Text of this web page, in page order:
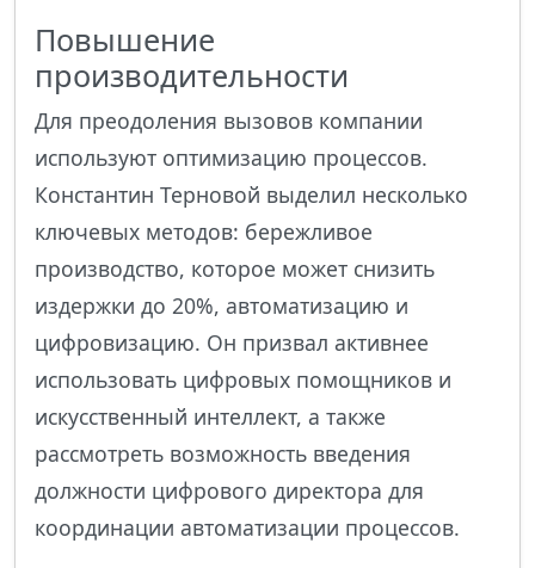
Повышение
производительности
Для преодоления вызовов компании
используют оптимизацию процессов.
Константин Терновой выделил несколько
ключевых методов: бережливое
производство, которое может снизить
издержки до 20%, автоматизацию и
цифровизацию. Он призвал активнее
использовать цифровых помощников и
искусственный интеллект, а также
рассмотреть возможность введения
должности цифрового директора для
координации автоматизации процессов.